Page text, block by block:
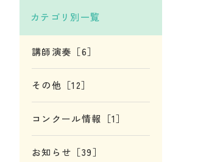
カテゴリ別一覧
講師演奏［6］
その他［12］
コンクール情報［1］
お知らせ［39］